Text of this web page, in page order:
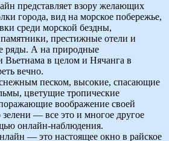
представляет взору желающих
города, вид на морское побережье,
среди морской бездны,
престижные отели и
ряды. А на природные
Вьетнама в целом и Нячанга в
вечно.
песком, высокие, спасающие
цветущие тропические
воображение своей
— все это и многое другое
онлайн-наблюдения.
— это настоящее окно в райское